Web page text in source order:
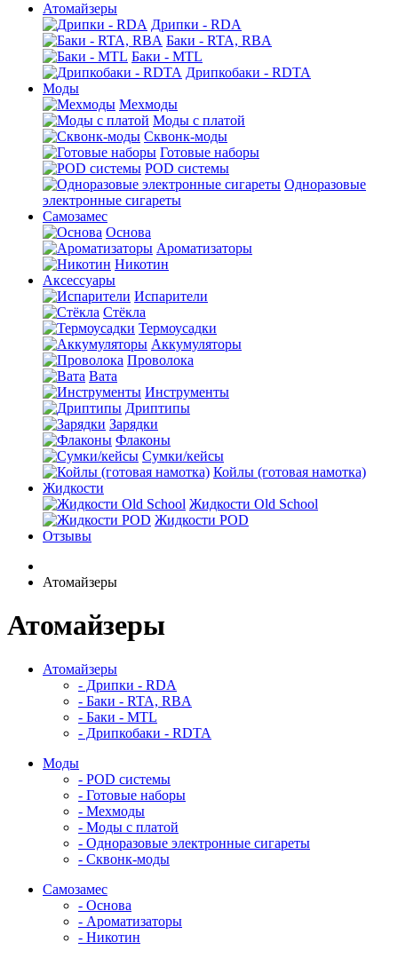
Атомайзеры
Дрипки - RDA
Баки - RTA, RBA
Баки - MTL
Дрипкобаки - RDTA
Моды
Мехмоды
Моды с платой
Сквонк-моды
Готовые наборы
POD системы
Одноразовые
электронные сигареты
Самозамес
Основа
Ароматизаторы
Никотин
Аксессуары
Испарители
Стёкла
Термоусадки
Аккумуляторы
Проволока
Вата
Инструменты
Дриптипы
Зарядки
Флаконы
Сумки/кейсы
Койлы (готовая намотка)
Жидкости
Жидкости Old School
Жидкости POD
Отзывы
Атомайзеры
Атомайзеры
Атомайзеры
- Дрипки - RDA
- Баки - RTA, RBA
- Баки - MTL
- Дрипкобаки - RDTA
Моды
- POD системы
- Готовые наборы
- Мехмоды
- Моды с платой
- Одноразовые электронные сигареты
- Сквонк-моды
Самозамес
- Основа
- Ароматизаторы
- Никотин